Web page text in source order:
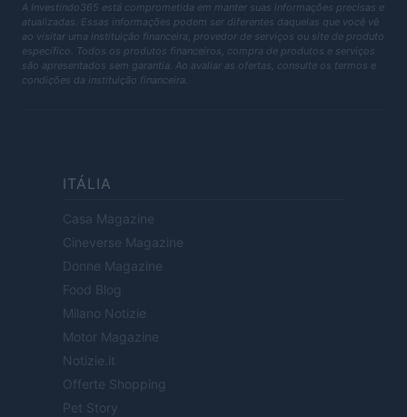
A Investindo365 está comprometida em manter suas informações precisas e
atualizadas. Essas informações podem ser diferentes daquelas que você vê
ao visitar uma instituição financeira, provedor de serviços ou site de produto
específico. Todos os produtos financeiros, compra de produtos e serviços
são apresentados sem garantia. Ao avaliar as ofertas, consulte os termos e
condições da instituição financeira.
ITÁLIA
Casa Magazine
Cineverse Magazine
Donne Magazine
Food Blog
Milano Notizie
Motor Magazine
Notizie.it
Offerte Shopping
Pet Story